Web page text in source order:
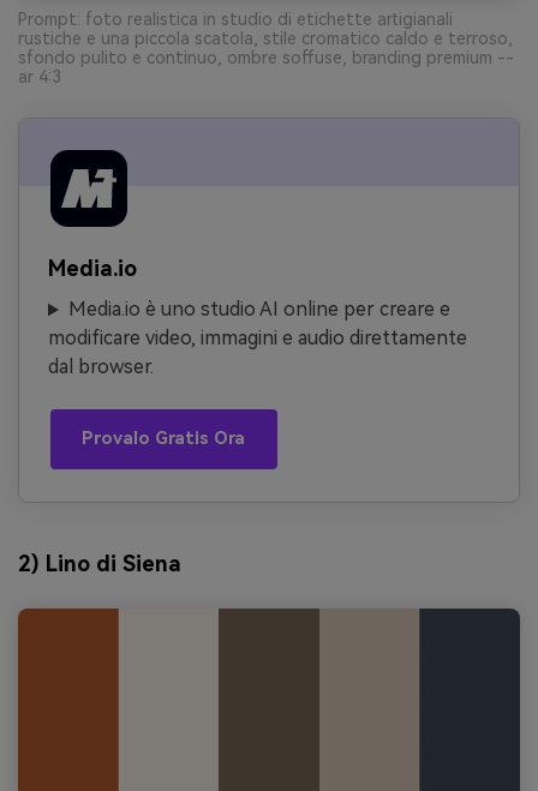
Prompt: foto realistica in studio di etichette artigianali
rustiche e una piccola scatola, stile cromatico caldo e terroso,
sfondo pulito e continuo, ombre soffuse, branding premium --
ar 4:3
Media.io
Media.io è uno studio AI online per creare e
modificare video, immagini e audio direttamente
dal browser.
Provalo Gratis Ora
2) Lino di Siena